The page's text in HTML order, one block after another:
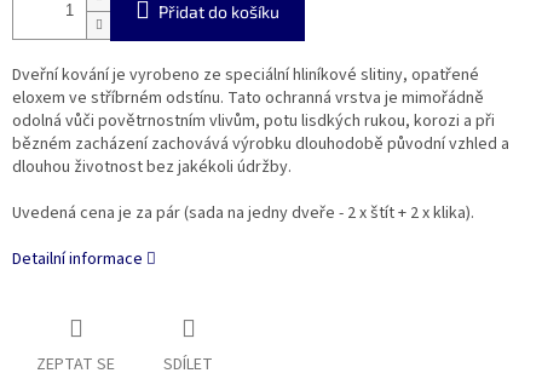
Přidat do košíku
Dveřní kování je vyrobeno ze speciální hliníkové slitiny, opatřené
eloxem ve stříbrném odstínu. Tato ochranná vrstva je mimořádně
odolná vůči povětrnostním vlivům, potu lisdkých rukou, korozi a při
bězném zacházení zachovává výrobku dlouhodobě původní vzhled a
dlouhou životnost bez jakékoli údržby.
Uvedená cena je za pár (sada na jedny dveře - 2 x štít + 2 x klika).
Detailní informace
ZEPTAT SE SDÍLET